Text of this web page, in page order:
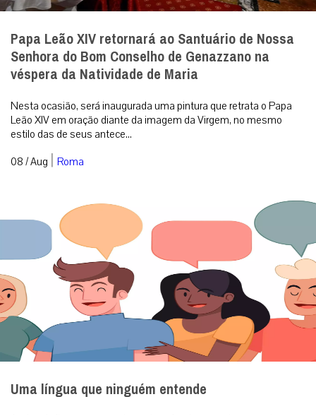
Papa Leão XIV retornará ao Santuário de Nossa
Senhora do Bom Conselho de Genazzano na
véspera da Natividade de Maria
Nesta ocasião, será inaugurada uma pintura que retrata o Papa
Leão XIV em oração diante da imagem da Virgem, no mesmo
estilo das de seus antece...
08 / Aug | Roma
Uma língua que ninguém entende